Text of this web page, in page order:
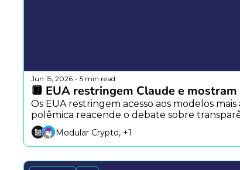
Jun 15, 2026 • 5 min read
🔲 EUA restringem Claude e
Os EUA restringem acesso aos modelos
polêmica reacende o debate sobre
Modular Crypto, +1